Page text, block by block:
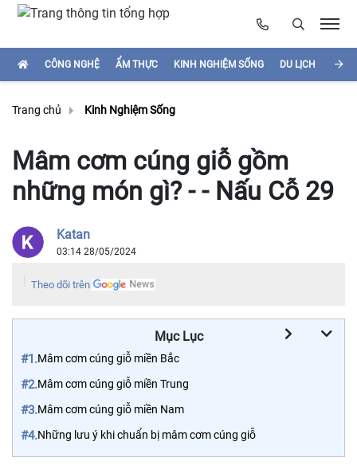
CÔNG NGHỆ ẨM THỰC KINH NGHIỆM SỐNG DU LỊCH
Trang chủ Kinh Nghiệm Sống
Mâm cơm cúng giỗ gồm
những món gì? - - Nấu Cỗ 29
Katan
03:14 28/05/2024
Theo dõi trên
Mục Lục
#1.Mâm cơm cúng giỗ miền Bắc
#2.Mâm cơm cúng giỗ miền Trung
#3.Mâm cơm cúng giỗ miền Nam
#4.Những lưu ý khi chuẩn bị mâm cơm cúng giỗ